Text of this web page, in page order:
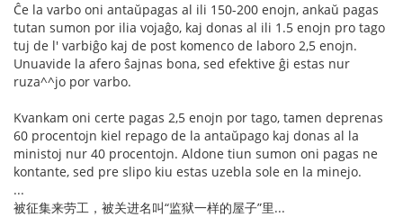
Ĉe la varbo oni antaŭpagas al ili 150-200 enojn, ankaŭ pagas
tutan sumon por ilia vojaĝo, kaj donas al ili 1.5 enojn pro tago
tuj de l' varbiĝo kaj de post komenco de laboro 2,5 enojn.
Unuavide la afero ŝajnas bona, sed efektive ĝi estas nur
ruza^^jo por varbo.
Kvankam oni certe pagas 2,5 enojn por tago, tamen deprenas
60 procentojn kiel repago de la antaŭpago kaj donas al la
ministoj nur 40 procentojn. Aldone tiun sumon oni pagas ne
kontante, sed pre slipo kiu estas uzebla sole en la minejo.
...
被征集来劳工，被关进名叫“监狱一样的屋子”里...